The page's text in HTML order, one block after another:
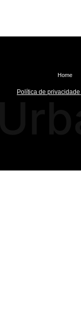
Home
Política de privacidade